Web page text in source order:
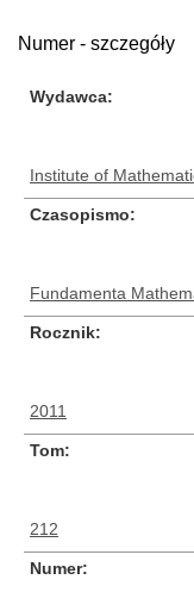
Numer - szczegóły
Wydawca
Institute of
Czasopismo
Fundamenta
Rocznik
2011
Tom
212
Numer